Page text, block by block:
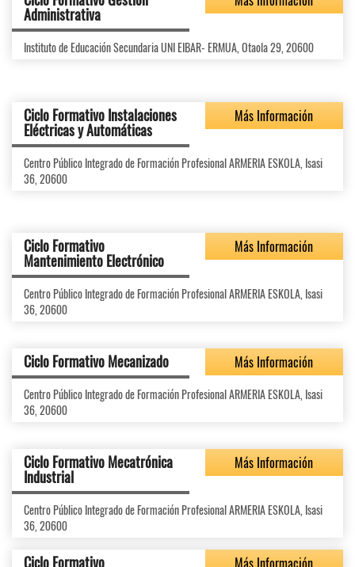
Administrativa
Instituto de Educación Secundaria UNI EIBAR- ERMUA, Otaola 29, 20600
Ciclo Formativo Instalaciones
Eléctricas y Automáticas
Más Información
Centro Público Integrado de Formación Profesional ARMERIA ESKOLA, Isasi
36, 20600
Ciclo Formativo
Mantenimiento Electrónico
Más Información
Centro Público Integrado de Formación Profesional ARMERIA ESKOLA, Isasi
36, 20600
Ciclo Formativo Mecanizado Más Información
Centro Público Integrado de Formación Profesional ARMERIA ESKOLA, Isasi
36, 20600
Ciclo Formativo Mecatrónica
Industrial
Más Información
Centro Público Integrado de Formación Profesional ARMERIA ESKOLA, Isasi
36, 20600
Ciclo Formativo